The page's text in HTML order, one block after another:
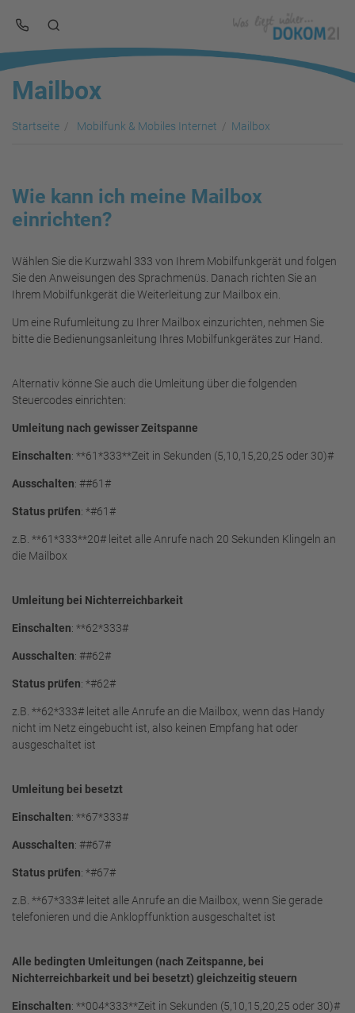
Mailbox
Startseite Mobilfunk & Mobiles Internet Mailbox
Wie kann ich meine Mailbox
einrichten?
Wählen Sie die Kurzwahl 333 von Ihrem Mobilfunkgerät und folgen
Sie den Anweisungen des Sprachmenüs. Danach richten Sie an
Ihrem Mobilfunkgerät die Weiterleitung zur Mailbox ein.
Um eine Rufumleitung zu Ihrer Mailbox einzurichten, nehmen Sie
bitte die Bedienungsanleitung Ihres Mobilfunkgerätes zur Hand.
Alternativ könne Sie auch die Umleitung über die folgenden
Steuercodes einrichten:
Umleitung nach gewisser Zeitspanne
Einschalten: **61*333**Zeit in Sekunden (5,10,15,20,25 oder 30)#
Ausschalten: ##61#
Status prüfen: *#61#
z.B. **61*333**20# leitet alle Anrufe nach 20 Sekunden Klingeln an
die Mailbox
Umleitung bei Nichterreichbarkeit
Einschalten: **62*333#
Ausschalten: ##62#
Status prüfen: *#62#
z.B. **62*333# leitet alle Anrufe an die Mailbox, wenn das Handy
nicht im Netz eingebucht ist, also keinen Empfang hat oder
ausgeschaltet ist
Umleitung bei besetzt
Einschalten: **67*333#
Ausschalten: ##67#
Status prüfen: *#67#
z.B. **67*333# leitet alle Anrufe an die Mailbox, wenn Sie gerade
telefonieren und die Anklopffunktion ausgeschaltet ist
Alle bedingten Umleitungen (nach Zeitspanne, bei
Nichterreichbarkeit und bei besetzt) gleichzeitig steuern
Einschalten: **004*333**Zeit in Sekunden (5,10,15,20,25 oder 30)#